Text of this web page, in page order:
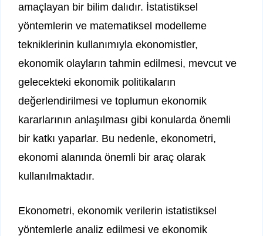
amaçlayan bir bilim dalıdır. İstatistiksel
yöntemlerin ve matematiksel modelleme
tekniklerinin kullanımıyla ekonomistler,
ekonomik olayların tahmin edilmesi, mevcut ve
gelecekteki ekonomik politikaların
değerlendirilmesi ve toplumun ekonomik
kararlarının anlaşılması gibi konularda önemli
bir katkı yaparlar. Bu nedenle, ekonometri,
ekonomi alanında önemli bir araç olarak
kullanılmaktadır.
Ekonometri, ekonomik verilerin istatistiksel
yöntemlerle analiz edilmesi ve ekonomik